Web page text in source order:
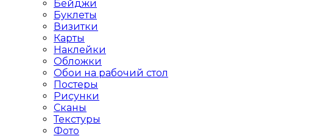
Бейджи
Буклеты
Визитки
Карты
Наклейки
Обложки
Обои на рабочий стол
Постеры
Рисунки
Сканы
Текстуры
Фото